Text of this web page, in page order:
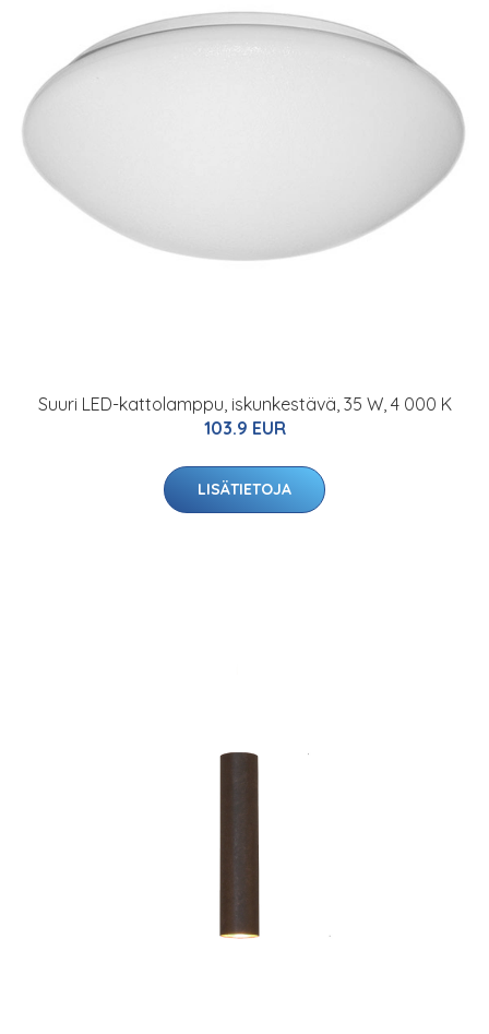
Suuri LED-kattolamppu, iskunkestävä, 35 W, 4 000 K
103.9 EUR
LISÄTIETOJA